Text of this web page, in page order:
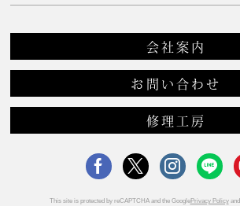
会社案内
お問い合わせ
修理工房
This site is protected by reCAPTCHA and the GooglePrivacy Policyand